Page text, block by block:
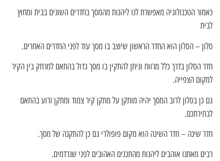
כאמור הטכנולוגיה מאפשרת לנו ליהנות מהמסך בחדרים השונים בבית ומחוץ
לבית
סלון – הסלון הוא החדר הראשון שיוצב בו מסך עוד לפני החדרים האחרים.
חדר הסלון בדרך כלל מרווח וניתן להתקין בו מסך גדול בהתאם למרחק בין הקיר
למקום הצפייה.
גם כן בסלון לרוב המסך יהיה מותקן על מתקן קיר צמוד ומתקן זרוע בהתאם
לבחירתכם.
חדר שינה – חדר השינה הוא מקום פופולרי גם כן להתקנה של מסך.
רבים מאתנו אוהבים ליהנות מהתכנים האהובים לפני שנרדמים.